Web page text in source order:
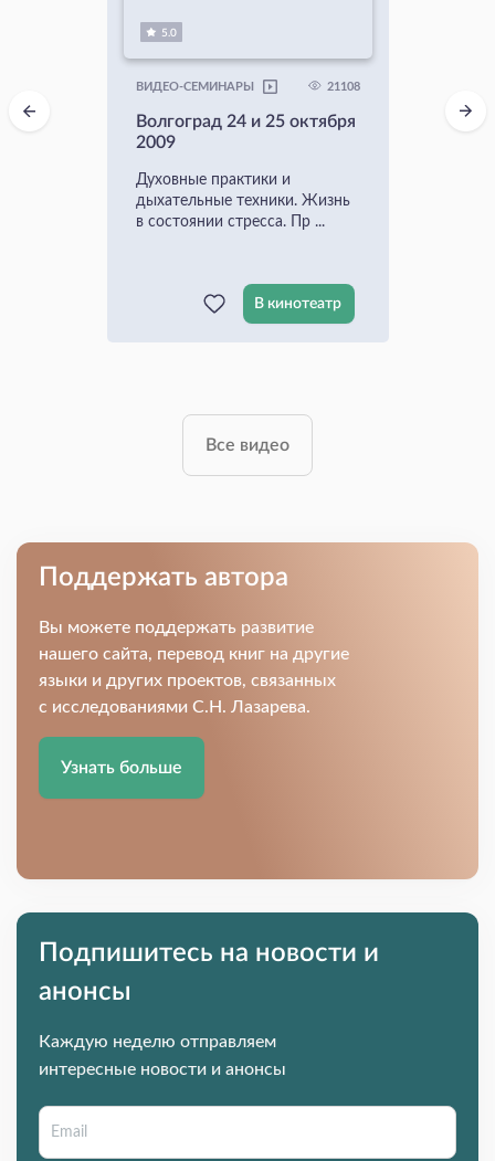
5.0
ВИДЕО-СЕМИНАРЫ 21108
Волгоград 24 и 25 октября
2009
Духовные практики и
дыхательные техники. Жизнь
в состоянии стресса. Пр ...
В кинотеатр
Все видео
Поддержать автора
Вы можете поддержать развитие
нашего сайта, перевод книг на другие
языки и других проектов, связанных
с исследованиями С.Н. Лазарева.
Узнать больше
Подпишитесь на новости и
анонсы
Каждую неделю отправляем
интересные новости и анонсы